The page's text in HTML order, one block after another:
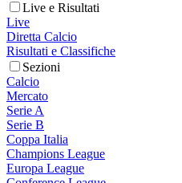
Live e Risultati
Live
Diretta Calcio
Risultati e Classifiche
Sezioni
Calcio
Mercato
Serie A
Serie B
Coppa Italia
Champions League
Europa League